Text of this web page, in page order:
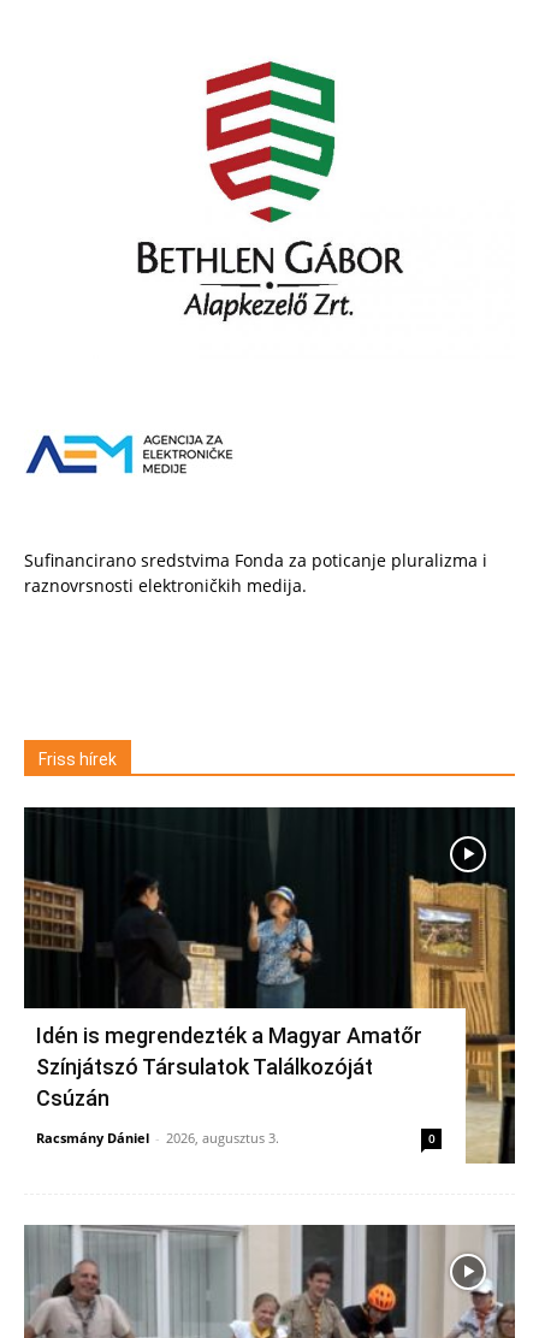
Sufinancirano sredstvima Fonda za poticanje pluralizma i
raznovrsnosti elektroničkih medija.
Friss hírek
Idén is megrendezték a Magyar Amatőr
Színjátszó Társulatok Találkozóját
Csúzán
Racsmány Dániel - 2026, augusztus 3. 0